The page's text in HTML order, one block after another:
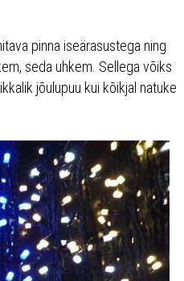
pinna iseärasustega ning
seda uhkem. Sellega võiks
jõulupuu kui kõikjal natuke